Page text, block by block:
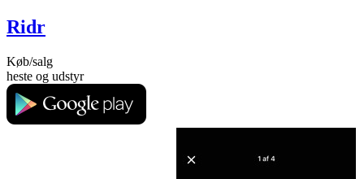
Ridr
Køb/salg
heste og udstyr